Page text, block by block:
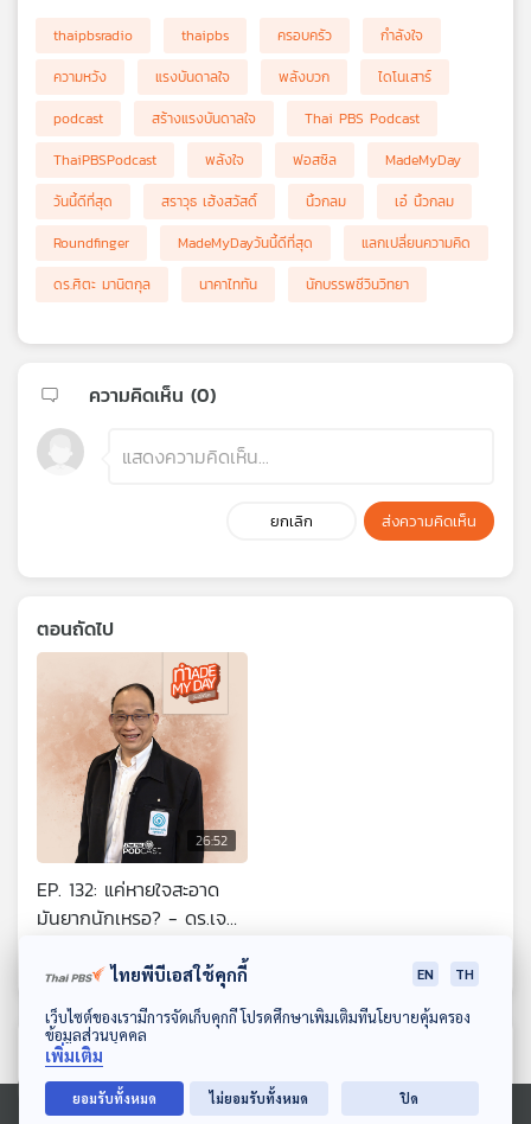
ดาวน์โหลด Thai PBS Podcast Application
thaipbsradio thaipbs ครอบครัว
กำลังใจ
ความหวัง
แรงบันดาลใจ พลังบวก
ไดโนเสาร์
podcast
สร้างแรงบันดาลใจ
Thai PBS Podcast
ThaiPBSPodcast
พลังใจ ฟอสซิล
MadeMyDay
วันนี้ดีที่สุด
สราวุธ เฮ้งสวัสดิ์ นิ้วกลม
เอ๋ นิ้วกลม
Roundfinger
MadeMyDayวันนี้ดีที่สุด
แลกเปลี่ยนความคิด
ดร.ศิตะ มานิตกุล
นาคาไททัน นักบรรพชีวินวิทยา
ความคิดเห็น (0)
ยกเลิก ส่งความคิดเห็น
ตอนถัดไป
26:52
EP. 132: แค่หายใจสะอาด
มันยากนักเหรอ? - ดร.เจน
ตอนที่เกี่ยวข้อง
ไทยพีบีเอสใช้คุกกี้ EN TH
เว็บไซต์ของเรามีการจัดเก็บคุกกี้ โปรดศึกษาเพิ่มเติมที่นโยบายคุ้มครอง
ข้อมูลส่วนบุคคล
เพิ่มเติม
ยอมรับทั้งหมด ไม่ยอมรับทั้งหมด ปิด